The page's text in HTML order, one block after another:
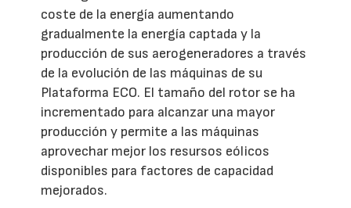
coste de la energía aumentando
gradualmente la energía captada y la
producción de sus aerogeneradores a través
de la evolución de las máquinas de su
Plataforma ECO. El tamaño del rotor se ha
incrementado para alcanzar una mayor
producción y permite a las máquinas
aprovechar mejor los resursos eólicos
disponibles para factores de capacidad
mejorados.